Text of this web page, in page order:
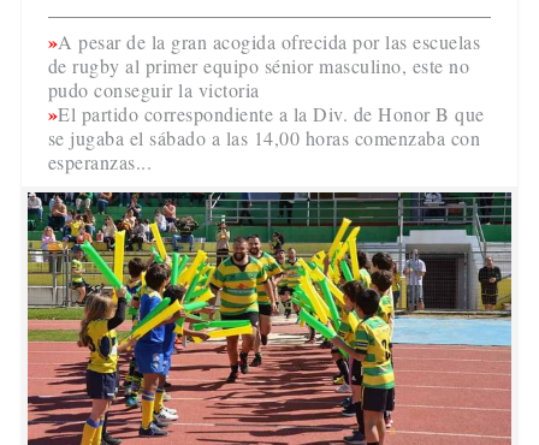
A pesar de la gran acogida ofrecida por las escuelas
de rugby al primer equipo sénior masculino, este no
pudo conseguir la victoria
El partido correspondiente a la Div. de Honor B que
se jugaba el sábado a las 14,00 horas comenzaba con
esperanzas...